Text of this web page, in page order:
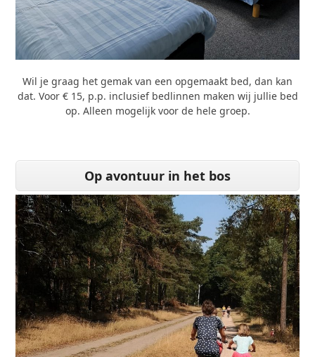
Wil je graag het gemak van een opgemaakt bed, dan kan
dat. Voor € 15, p.p. inclusief bedlinnen maken wij jullie bed
op. Alleen mogelijk voor de hele groep.
Op avontuur in het bos